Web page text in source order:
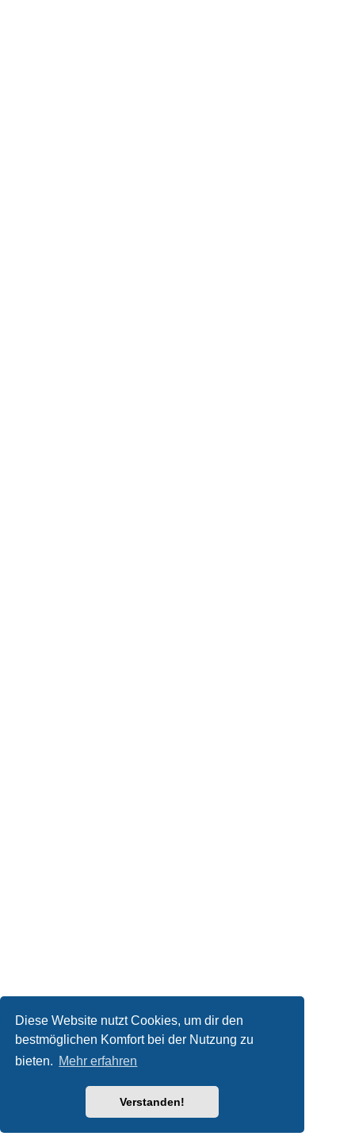
Diese Website nutzt Cookies, um dir den
bestmöglichen Komfort bei der Nutzung zu
bieten. Mehr erfahren
Verstanden!